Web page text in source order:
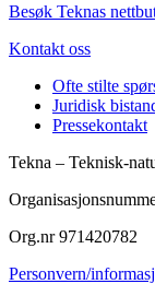
Besøk Teknas
Kontakt oss
Ofte stilte
Juridisk
Pressekontakt
Tekna – Teknisk-
Org.nr 971420782
Personvern/